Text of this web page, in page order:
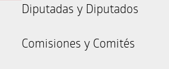
Diputadas y Diputados
Comisiones y Comités